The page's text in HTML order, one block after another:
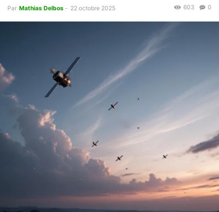
Par Mathias Delbos - 22 octobre 2025 0
603